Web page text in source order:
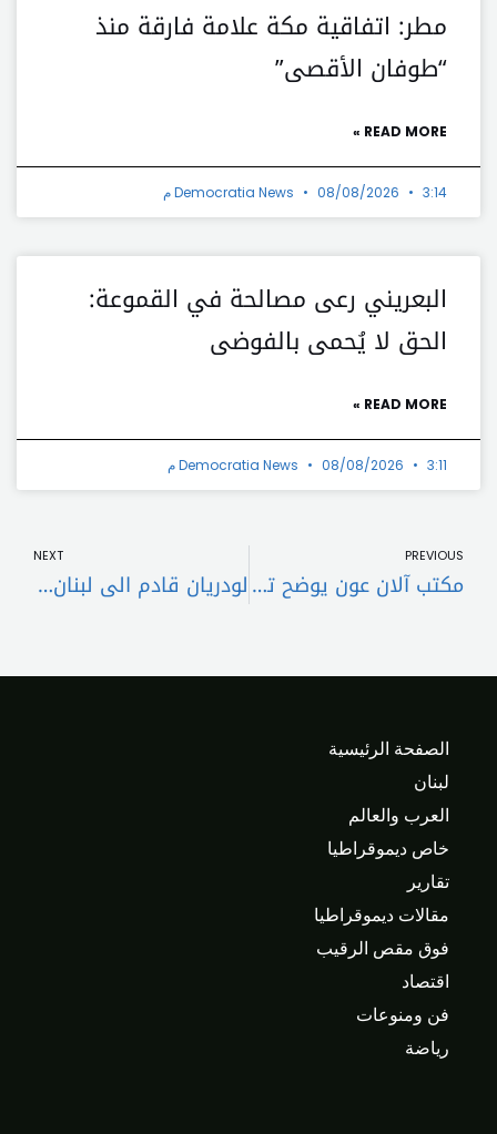
مطر: اتفاقية مكة علامة فارقة منذ
“طوفان الأقصى”
READ MORE »
Democratia News 08/08/2026 3:14 م
البعريني رعى مصالحة في القموعة:
الحق لا يُحمى بالفوضى
READ MORE »
Democratia News 08/08/2026 3:11 م
PREVIOUS
مكتب آلان عون يوضح تصريحاته بشأن الانتخابات
NEXT
لودريان قادم الى لبنان : عصر المعونات انتهى
الصفحة الرئيسية
لبنان
العرب والعالم
خاص ديموقراطيا
تقارير
مقالات ديموقراطيا
فوق مقص الرقيب
اقتصاد
فن ومنوعات
رياضة